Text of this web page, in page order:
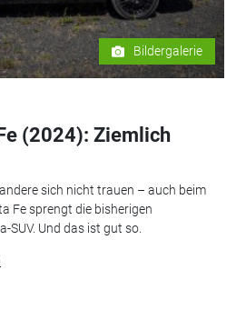
Bildergalerie
(2024): Ziemlich
sich nicht trauen – auch beim
Fe sprengt die bisherigen
SUV. Und das ist gut so.